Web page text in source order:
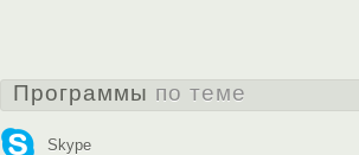
Программы по теме
Skype